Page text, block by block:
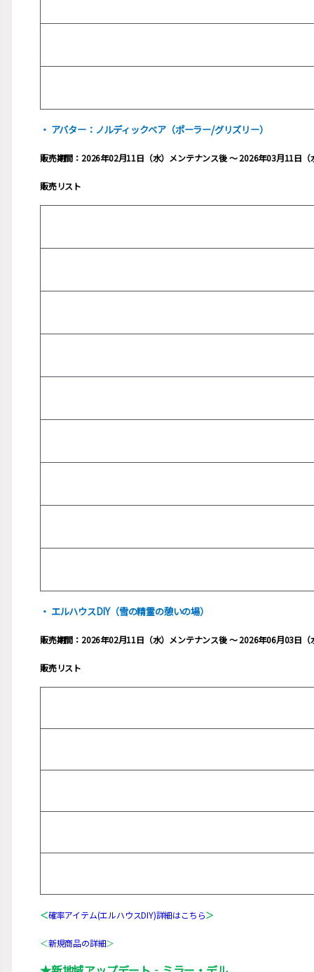
・ アバター：ノルディックベア（ポーラー/グリズリー）
販売期間：2026年02月11日（水）メンテナンス後 ～ 2026年03月11日（
販売リスト
・ エルハウスDIY（雪の精霊の憩いの場）
販売期間：2026年02月11日（水）メンテナンス後 ～ 2026年06月03日（
販売リスト
＜確率アイテム(エルハウスDIY)詳細はこちら＞
＜新規商品の詳細＞